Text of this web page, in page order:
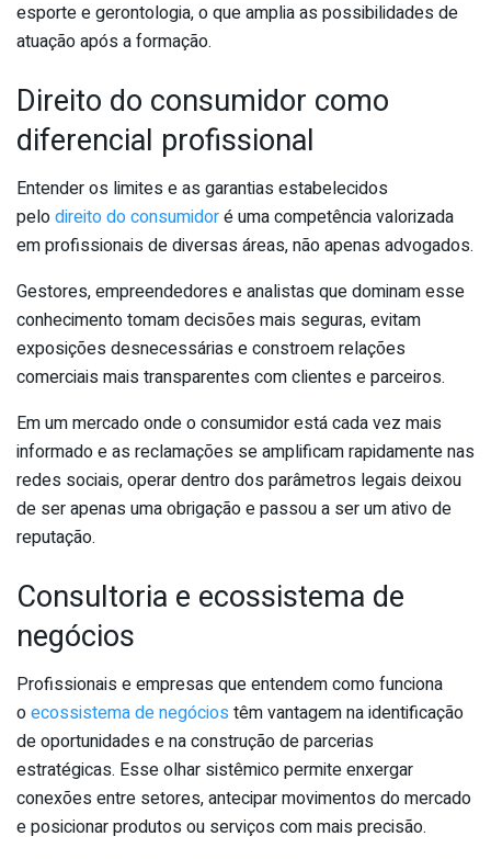
esporte e gerontologia, o que amplia as possibilidades de
atuação após a formação.
Direito do consumidor como
diferencial profissional
Entender os limites e as garantias estabelecidos
pelodireito do consumidoré uma competência valorizada
em profissionais de diversas áreas, não apenas advogados.
Gestores, empreendedores e analistas que dominam esse
conhecimento tomam decisões mais seguras, evitam
exposições desnecessárias e constroem relações
comerciais mais transparentes com clientes e parceiros.
Em um mercado onde o consumidor está cada vez mais
informado e as reclamações se amplificam rapidamente nas
redes sociais, operar dentro dos parâmetros legais deixou
de ser apenas uma obrigação e passou a ser um ativo de
reputação.
Consultoria e ecossistema de
negócios
Profissionais e empresas que entendem como funciona
oecossistema de negócios têm vantagem na identificação
de oportunidades e na construção de parcerias
estratégicas. Esse olhar sistêmico permite enxergar
conexões entre setores, antecipar movimentos do mercado
e posicionar produtos ou serviços com mais precisão.